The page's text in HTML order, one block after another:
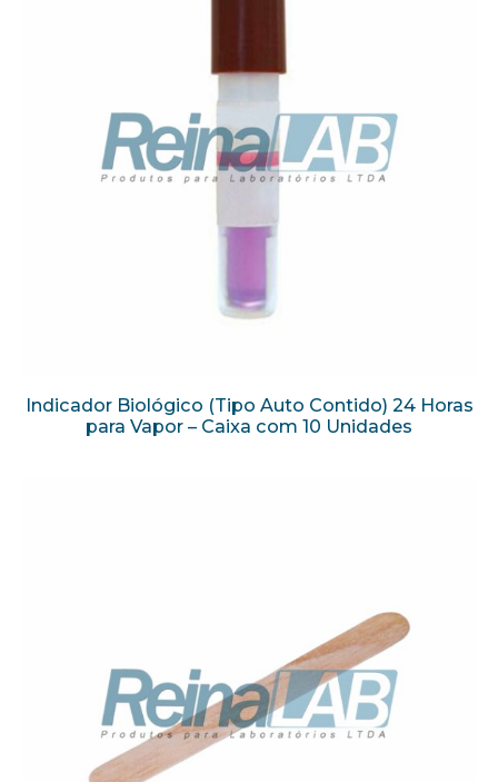
Indicador Biológico (Tipo Auto Contido) 24 Horas
para Vapor – Caixa com 10 Unidades